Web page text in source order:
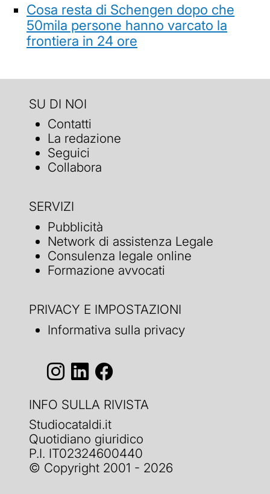
Cosa resta di Schengen dopo che
50mila persone hanno varcato la
frontiera in 24 ore
SU DI NOI
Contatti
La redazione
Seguici
Collabora
SERVIZI
Pubblicità
Network di assistenza Legale
Consulenza legale online
Formazione avvocati
PRIVACY E IMPOSTAZIONI
Informativa sulla privacy
INFO SULLA RIVISTA
Studiocataldi.it
Quotidiano giuridico
P.I. IT02324600440
© Copyright 2001 - 2026